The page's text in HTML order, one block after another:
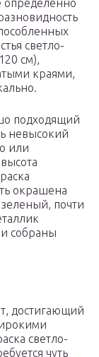
определенно
светло-
см),
краями,
подходящий
невысокий
или
окрашена
почти
собраны
достигающий
светло-
чуть